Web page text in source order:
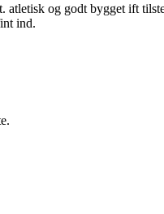
atletisk og godt bygget ift
ind.